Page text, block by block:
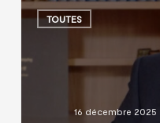
TOUTES
numérique
Private
16 décembre 2025